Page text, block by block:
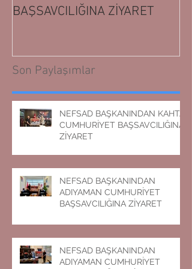
BAŞSAVCILIĞINA ZİYARET
Son Paylaşımlar
NEFSAD BAŞKANINDAN KAHTA
CUMHURİYET BAŞSAVCILIĞINA
ZİYARET
NEFSAD BAŞKANINDAN
ADIYAMAN CUMHURİYET
BAŞSAVCILIĞINA ZİYARET
NEFSAD BAŞKANINDAN
ADIYAMAN CUMHURİYET